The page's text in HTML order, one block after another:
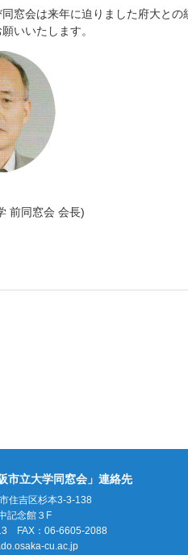
窓会は来年に迫りました府大と
いいたします。
前同窓会 会長)
市立大学同窓会」連絡先
住吉区杉本3-3-138
記念館３F
FAX：06-6605-2088
cu.ac.jp